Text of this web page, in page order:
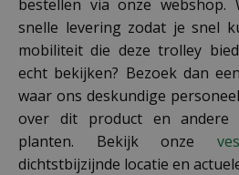
bestellen via onze
snelle levering zodat je snel
mobiliteit die deze trolley
echt bekijken? Bezoek dan
waar ons deskundige
over dit product en andere
planten. Bekijk onze
dichtstbijzijnde locatie en